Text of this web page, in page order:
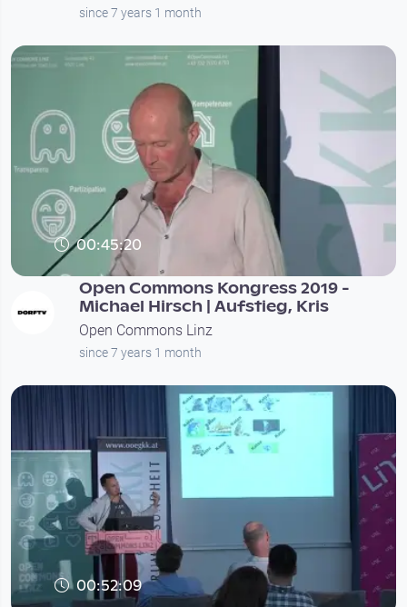
since 7 years 1 month
00:45:20
Open Commons Kongress 2019 -
Michael Hirsch | Aufstieg, Kris
Open Commons Linz
since 7 years 1 month
00:52:09